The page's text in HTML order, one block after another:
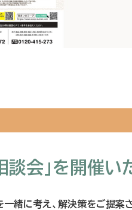
談会」を開催い
を一緒に考え、解決策をご提